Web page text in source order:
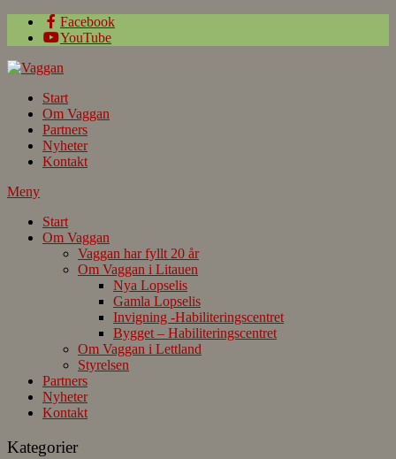
Facebook
YouTube
Start
Om Vaggan
Partners
Nyheter
Kontakt
Meny
Start
Om Vaggan
Vaggan har fyllt 20 år
Om Vaggan i Litauen
Nya Lopselis
Gamla Lopselis
Invigning -Habiliteringscentret
Bygget – Habiliteringscentret
Om Vaggan i Lettland
Styrelsen
Partners
Nyheter
Kontakt
Kategorier